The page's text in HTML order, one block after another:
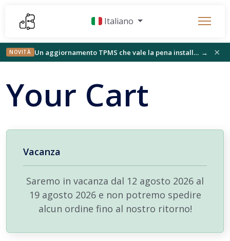
Italiano
NOVITÀ Un aggiornamento TPMS che vale la pena installare, StickFree trova il suo pubblico e qualcosa di nuovo sul banco → ×
Your Cart
Vacanza
Saremo in vacanza dal 12 agosto 2026 al
19 agosto 2026 e non potremo spedire
alcun ordine fino al nostro ritorno!